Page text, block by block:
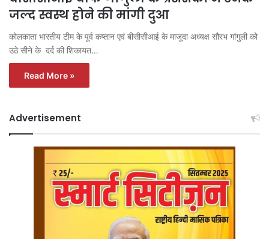
जल्द स्वस्थ होने की मांगी दुआ
कोलकाता भारतीय टीम के पूर्व कप्तान एवं बीसीसीआई के माजूदा अध्यक्ष सौरभ गांगुली को
उठे सीने के दर्द की शिकायत…
Read More »
Advertisement